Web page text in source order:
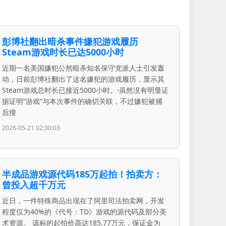
彭博社翻出暗杀事件嫌犯游戏履历
Steam游戏时长已达5000小时
近期一名美国嫌犯公然暗杀知名保守党派人士引发轰
动，日前彭博社翻出了这名嫌犯的游戏履历，显示其
Steam游戏总时长已接近5000小时。·虽然没有明显证
据证明“游戏”与本次事件的确切关联，不过嫌犯被捕
后搜
2026-05-21 02:30:03
半成品游戏源代码185万起拍！拍卖方：
曾投入超千万元
近日，一件特殊商品出现在了阿里司法拍卖网，开发
程度仅为40%的《代号：TD》游戏的源代码及部分美
术资源。 该标的起拍价高达185.77万元，保证金为